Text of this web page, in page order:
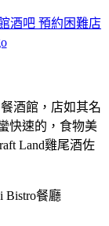
酒吧 預約困難店
酒館，店如其名
快速的，食物美
Land雞尾酒佐